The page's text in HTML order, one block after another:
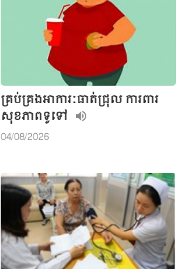
គ្រប់គ្រងអាការៈធាត់ជ្រុល ការពារ
សុខភាពទូទៅ
04/08/2026